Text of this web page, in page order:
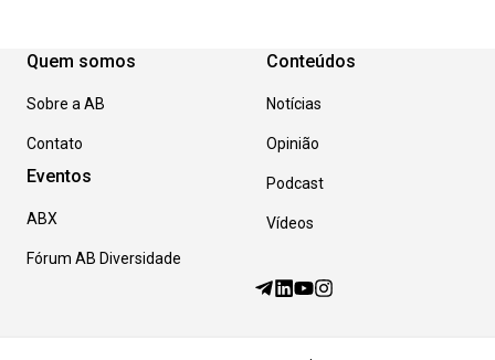
Quem somos
Sobre a AB
Contato
Eventos
ABX
Fórum AB Diversidade
Conteúdos
Notícias
Opinião
Podcast
Vídeos